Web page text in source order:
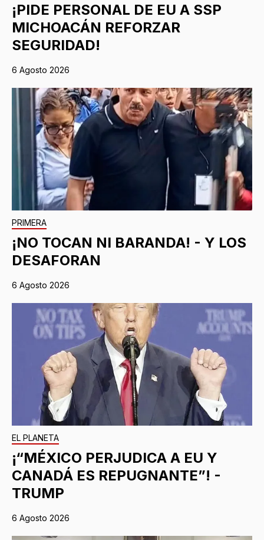
¡PIDE PERSONAL DE EU A SSP
MICHOACÁN REFORZAR
SEGURIDAD!
6 Agosto 2026
PRIMERA
¡NO TOCAN NI BARANDA! - Y LOS
DESAFORAN
6 Agosto 2026
EL PLANETA
¡“MÉXICO PERJUDICA A EU Y
CANADÁ ES REPUGNANTE”! -
TRUMP
6 Agosto 2026